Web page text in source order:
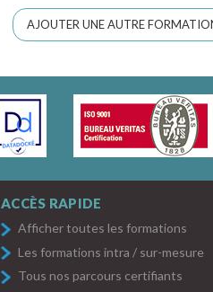
AJOUTER UNE AUTRE
ACCÈS RAPIDE
Afficher toutes les formations
Les formations intra / sur-mesure
Tous nos parcours certifiants